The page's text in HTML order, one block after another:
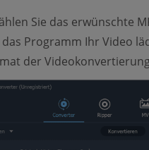
Sie das erwünschte
Programm Ihr Video
der